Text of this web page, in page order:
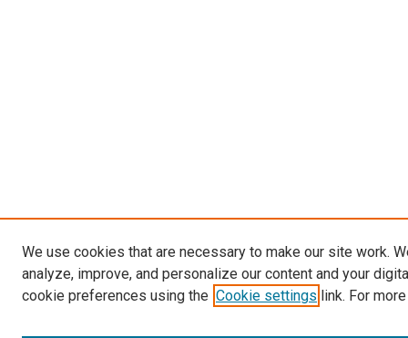
We use cookies that are necessary to make our site work.
analyze, improve, and personalize our content and your
cookie preferences using the Cookie settings link. For